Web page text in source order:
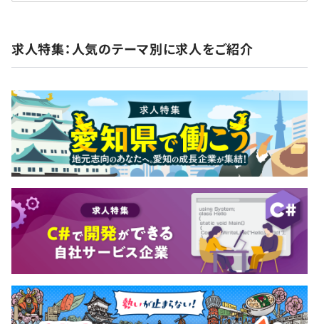
求人特集：人気のテーマ別に求人をご紹介